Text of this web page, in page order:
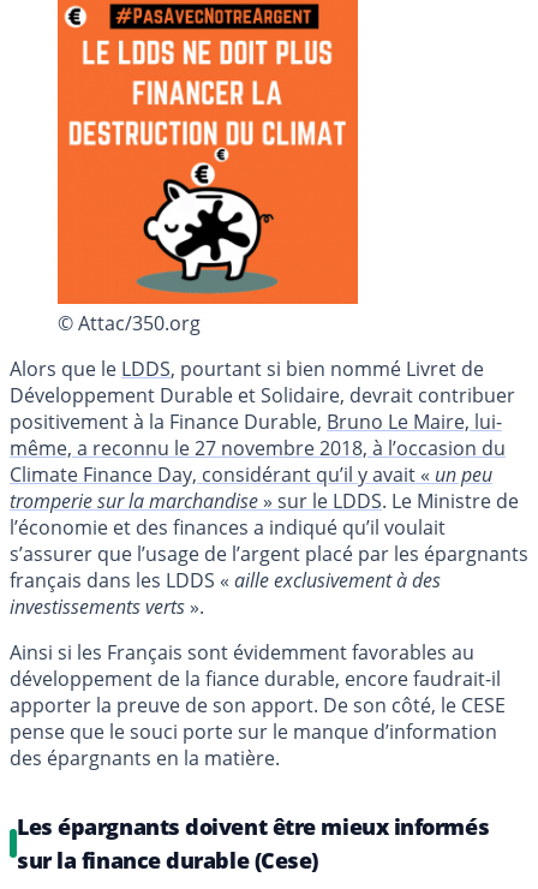
© Attac/350.org
Alors que le LDDS, pourtant si bien nommé Livret de
Développement Durable et Solidaire, devrait contribuer
positivement à la Finance Durable, Bruno Le Maire, lui-
même, a reconnu le 27 novembre 2018, à l’occasion du
Climate Finance Day, considérant qu’il y avait « un peu
tromperie sur la marchandise» sur le LDDS. Le Ministre de
l’économie et des finances a indiqué qu’il voulait
s’assurer que l’usage de l’argent placé par les épargnants
français dans les LDDS « aille exclusivement à des
investissements verts».
Ainsi si les Français sont évidemment favorables au
développement de la fiance durable, encore faudrait-il
apporter la preuve de son apport. De son côté, le CESE
pense que le souci porte sur le manque d’information
des épargnants en la matière.
Les épargnants doivent être mieux informés
sur la finance durable (Cese)